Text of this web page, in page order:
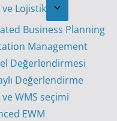
Lojistik
Business Planning
Management
Değerlendirmesi
Değerlendirme
WMS seçimi
EWM